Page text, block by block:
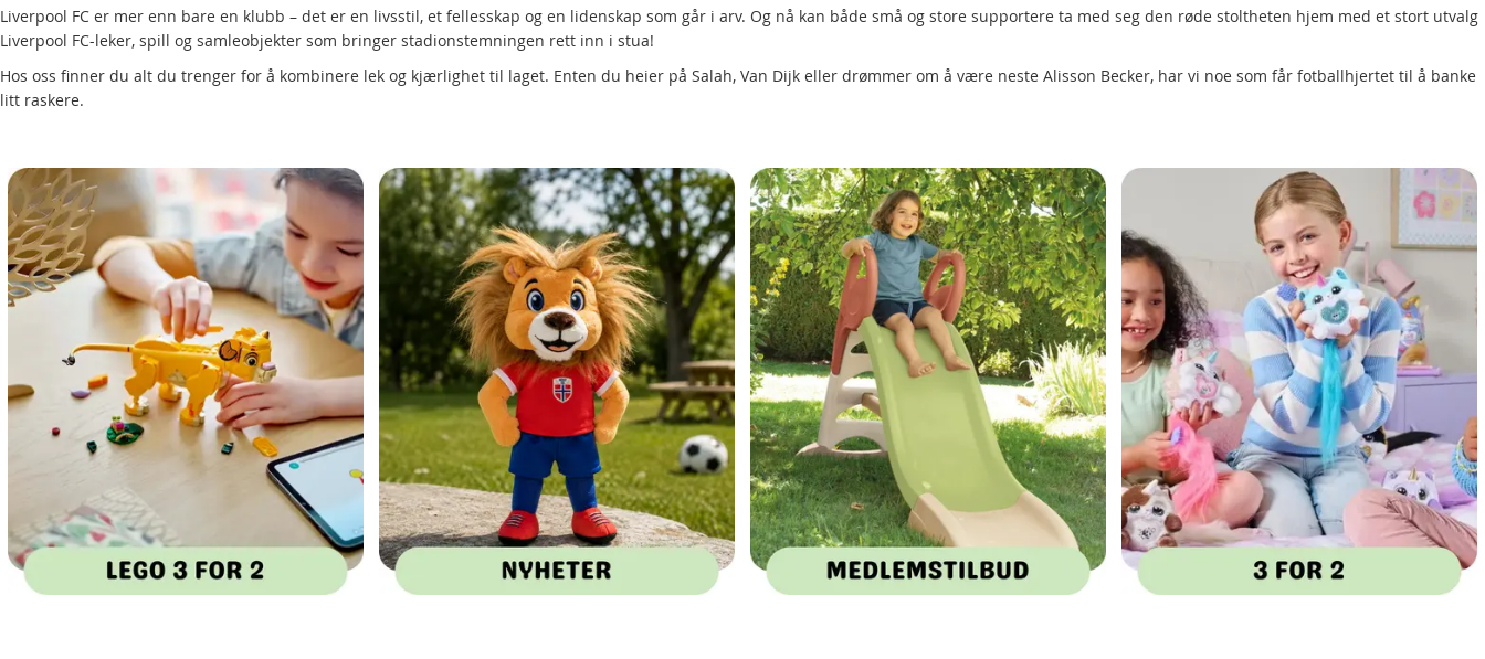
Liverpool FC er mer enn bare en klubb – det er en livsstil, et fellesskap og en lidenskap som går i arv. Og nå kan både små og store supportere ta med seg den røde stoltheten hjem med et stort utvalg
Liverpool FC-leker, spill og samleobjekter som bringer stadionstemningen rett inn i stua!
Hos oss finner du alt du trenger for å kombinere lek og kjærlighet til laget. Enten du heier på Salah, Van Dijk eller drømmer om å være neste Alisson Becker, har vi noe som får fotballhjertet til å banke
litt raskere.